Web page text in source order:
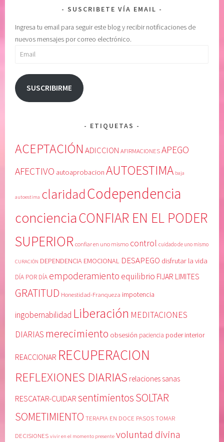
SUSCRIBETE VÍA EMAIL
Ingresa tu email para seguir este blog y recibir notificaciones de
nuevos mensajes por correo electrónico.
Email
SUSCRIBIRME
ETIQUETAS
ACEPTACIÓN ADICCION AFIRMACIONES APEGO
AFECTIVO autoaprobacion AUTOESTIMA baja
autoestima claridadCodependencia
concienciaCONFIAR EN EL PODER
SUPERIOR confiar en uno mismo control cuidado de uno mismo
CURACIÓN DEPENDENCIA EMOCIONAL DESAPEGO disfrutar la vida
DÍA POR DÍA empoderamiento equilibrio FIJAR LIMITES
GRATITUD Honestidad-Franqueza impotencia
ingobernabilidad Liberación MEDITACIONES
DIARIAS merecimiento obsesión paciencia poder interior
REACCIONAR RECUPERACION
REFLEXIONES DIARIAS relaciones sanas
RESCATAR-CUIDAR sentimientosSOLTAR
SOMETIMIENTO TERAPIA EN DOCE PASOSTOMAR
DECISIONES vivir en el momento presente voluntad divina